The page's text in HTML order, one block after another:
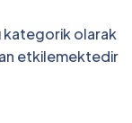
kategorik olarak
etkilemektedir